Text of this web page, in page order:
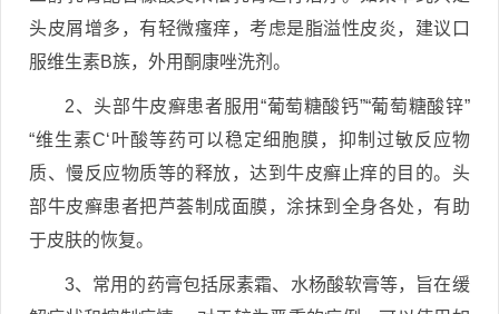
头皮屑增多，有轻微瘙痒，考虑是脂溢性皮炎，建议口
服维生素B族，外用酮康唑洗剂。
2、头部牛皮癣患者服用“葡萄糖酸钙”“葡萄糖酸锌”
“维生素C‘叶酸等药可以稳定细胞膜，抑制过敏反应物
质、慢反应物质等的释放，达到牛皮癣止痒的目的。头
部牛皮癣患者把芦荟制成面膜，涂抹到全身各处，有助
于皮肤的恢复。
3、常用的药膏包括尿素霜、水杨酸软膏等，旨在缓